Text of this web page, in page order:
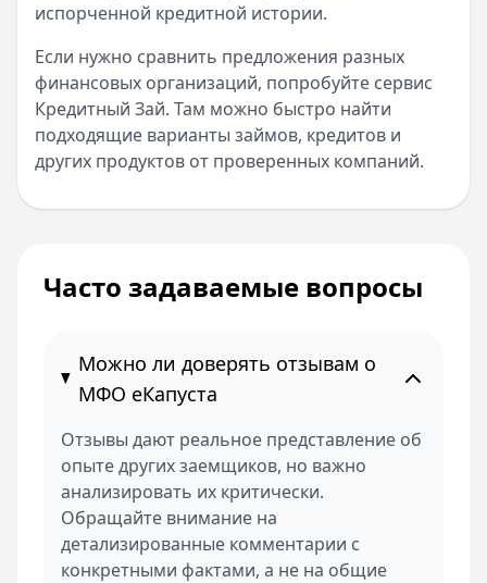
испорченной кредитной истории.
Если нужно сравнить предложения разных
финансовых организаций, попробуйте сервис
Кредитный Зай. Там можно быстро найти
подходящие варианты займов, кредитов и
других продуктов от проверенных компаний.
Часто задаваемые вопросы
Можно ли доверять отзывам о
МФО еКапуста
Отзывы дают реальное представление об
опыте других заемщиков, но важно
анализировать их критически.
Обращайте внимание на
детализированные комментарии с
конкретными фактами, а не на общие